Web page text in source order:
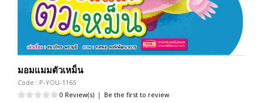
มอมแมมตัวเหม็น
Code : P-YOU-1165
0 Review(s) | Be the first to review